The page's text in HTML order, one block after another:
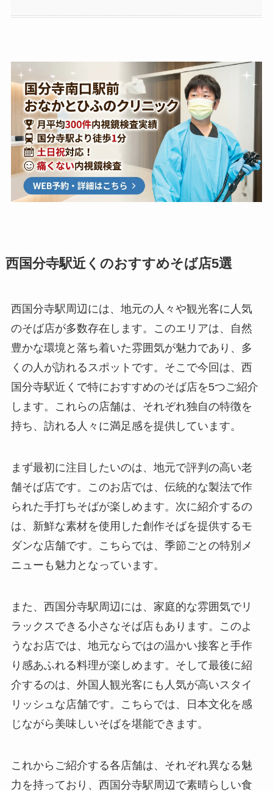
西国分寺駅近くのおすすめそば店5選
西国分寺駅周辺には、地元の人々や観光客に人気
のそば店が多数存在します。このエリアは、自然
豊かな環境と落ち着いた雰囲気が魅力であり、多
くの人が訪れるスポットです。そこで今回は、西
国分寺駅近くで特におすすめのそば店を5つご紹介
します。これらの店舗は、それぞれ独自の特徴を
持ち、訪れる人々に満足感を提供しています。
まず最初に注目したいのは、地元で評判の高い老
舗そば店です。このお店では、伝統的な製法で作
られた手打ちそばが楽しめます。次に紹介するの
は、新鮮な素材を使用した創作そばを提供するモ
ダンな店舗です。こちらでは、季節ごとの特別メ
ニューも魅力となっています。
また、西国分寺駅周辺には、家庭的な雰囲気でリ
ラックスできる小さなそば店もあります。このよ
うなお店では、地元ならではの温かい接客と手作
り感あふれる料理が楽しめます。そして最後に紹
介するのは、外国人観光客にも人気が高いスタイ
リッシュな店舗です。こちらでは、日本文化を感
じながら美味しいそばを堪能できます。
これからご紹介する各店舗は、それぞれ異なる魅
力を持っており、西国分寺駅周辺で素晴らしい食